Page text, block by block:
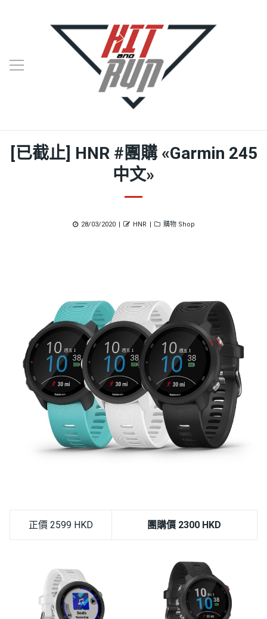
[已截止] HNR #團購 «Garmin 245
中文»
Posted
28/03/2020 Author
HNR Categories
購物 Shop
正價 2599 HKD 團購價 2300 HKD